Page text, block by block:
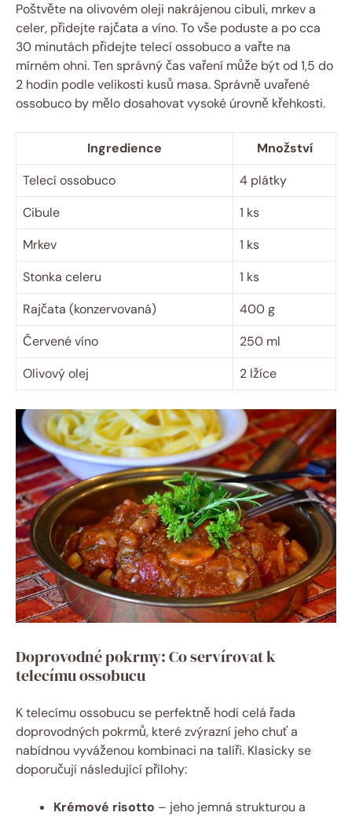
Poštvěte na olivovém oleji nakrájenou cibuli, mrkev a
celer, přidejte rajčata a víno. To vše poduste a po cca
30 minutách přidejte telecí ossobuco a vařte na
mírném ohni. Ten správný čas vaření může být od 1,5 do
2 hodin podle velikosti kusů masa. Správně uvařené
ossobuco by mělo dosahovat vysoké úrovně křehkosti.
Ingredience
Množství
Telecí ossobuco
4 plátky
Cibule
1 ks
Mrkev
1 ks
Stonka celeru
1 ks
Rajčata (konzervovaná)
400 g
Červené víno
250 ml
Olivový olej
2 lžíce
Doprovodné pokrmy: Co servírovat k
telecímu ossobucu
K telecímu ossobucu se perfektně hodí celá řada
doprovodných pokrmů, které zvýrazní jeho chuť a
nabídnou vyváženou kombinaci na talíři. Klasicky se
doporučují následující přílohy:
Krémové risotto – jeho jemná strukturou a